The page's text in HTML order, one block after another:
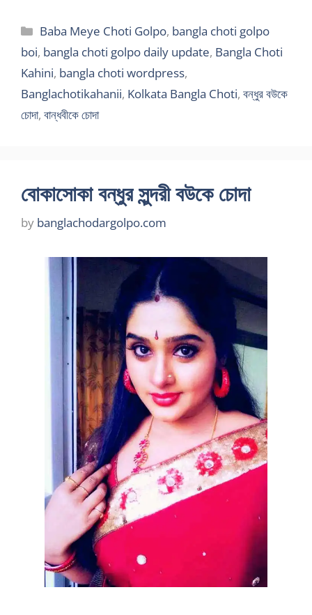
Categories
Baba Meye Choti Golpo, bangla choti golpo
boi, bangla choti golpo daily update, Bangla Choti
Kahini, bangla choti wordpress,
Banglachotikahanii, Kolkata Bangla Choti, বন্ধুর বউকে
চোদা, বান্ধবীকে চোদা
বোকাসোকা বন্ধুর সুন্দরী বউকে চোদা
by banglachodargolpo.com